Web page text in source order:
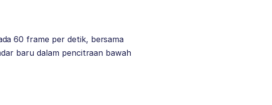
60 frame per detik, bersama
baru dalam pencitraan bawah